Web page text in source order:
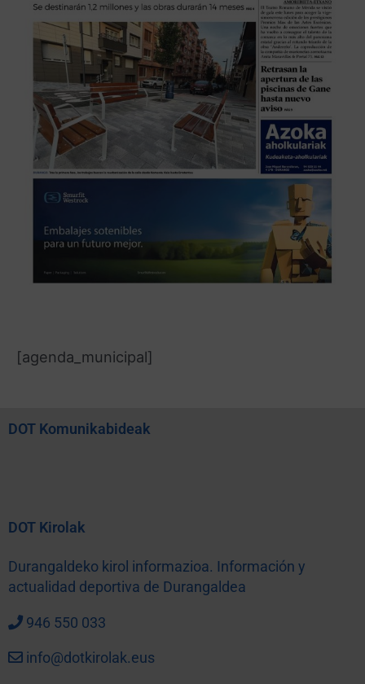
[agenda_municipal]
DOT Komunikabideak
DOT Kirolak
Durangaldeko kirol informazioa. Información y
actualidad deportiva de Durangaldea
946 550 033
info@dotkirolak.eus